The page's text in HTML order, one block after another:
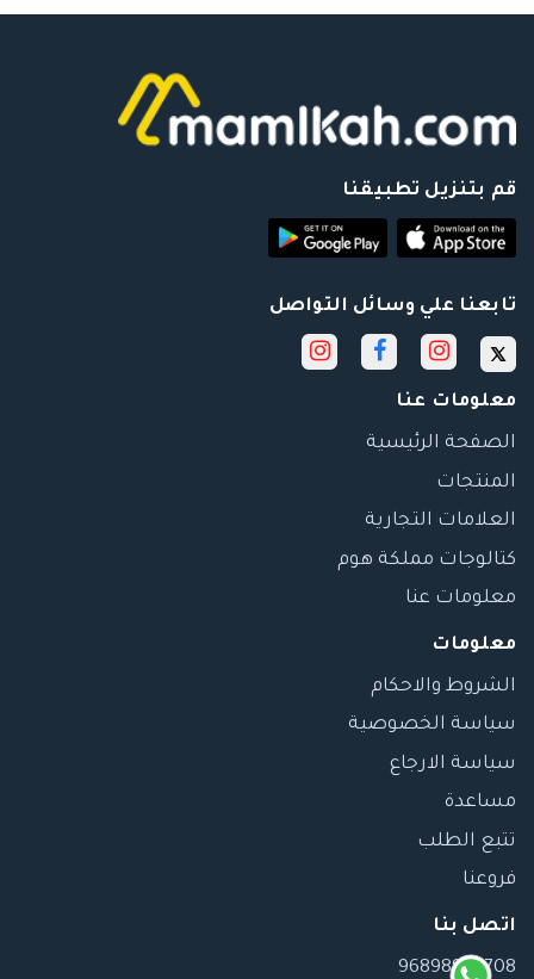
قم بتنزيل تطبيقنا
تابعنا علي وسائل التواصل
معلومات عنا
الصفحة الرئيسية
المنتجات
العلامات التجارية
كتالوجات مملكة هوم
معلومات عنا
معلومات
الشروط والاحكام
سياسة الخصوصية
سياسة الارجاع
مساعدة
تتبع الطلب
فروعنا
اتصل بنا
96898989708